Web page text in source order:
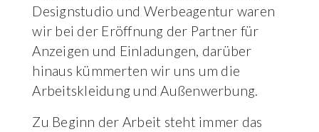
Designstudio und Werbeagentur waren
wir bei der Eröffnung der Partner für
Anzeigen und Einladungen, darüber
hinaus kümmerten wir uns um die
Arbeitskleidung und Außenwerbung.
Zu Beginn der Arbeit steht immer das